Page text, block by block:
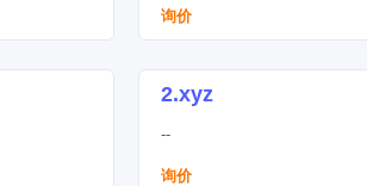
询价
2.xyz
--
询价